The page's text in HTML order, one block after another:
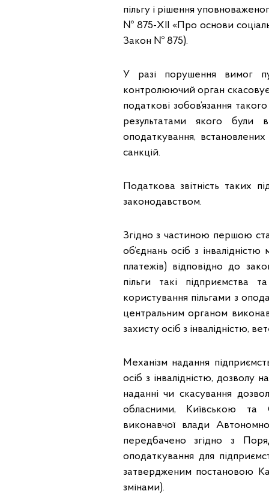
пільгу і рішення
№ 875-XII «Про основи
Закон № 875).
У разі порушення вимог
контролюючий орган
податкові зобов’язання
результатами якого були
оподаткування,
санкцій.
Податкова звітність таких
законодавством.
Згідно з частиною першою
об’єднань осіб з
платежів) відповідно до
пільги такі підприємства
користування пільгами з
центральним органом
захисту осіб з інвалідністю,
Механізм надання
осіб з інвалідністю, дозволу
наданні чи скасування
обласними, Київською та
виконавчої влади
передбачено згідно з
оподаткування для
затвердженим постановою
змінами).